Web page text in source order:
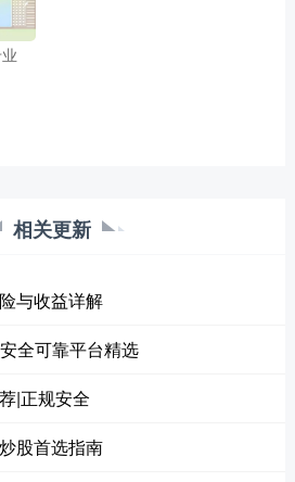
相关更新
与收益详解
全可靠平台精选
|正规安全
股首选指南